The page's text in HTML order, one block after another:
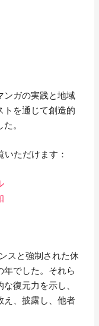
ンガの実践と地域
トを通じて創造的
。
ただけます：
スと強制された休
でした。それら
復元力を示し、
え、披露し、他者